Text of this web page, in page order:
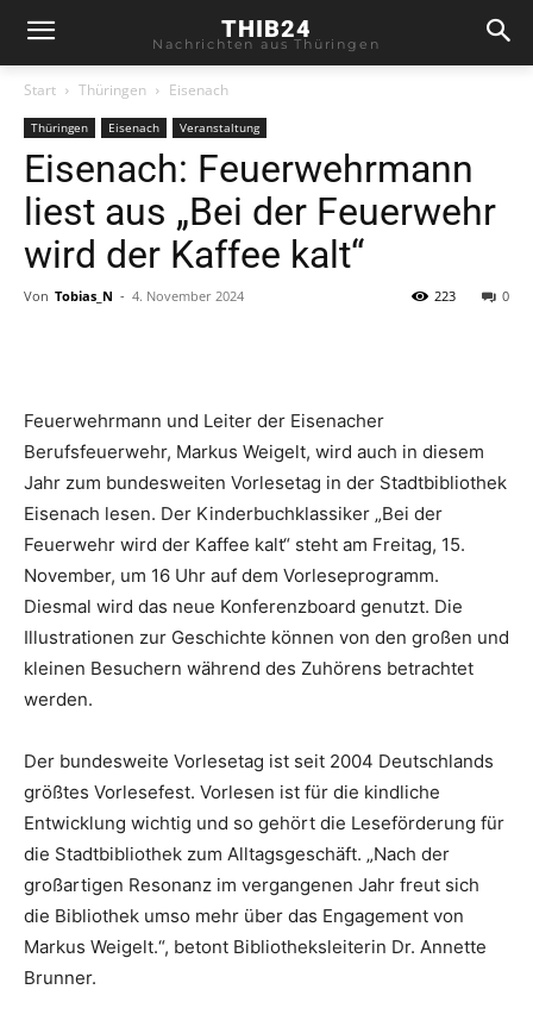
THIB24
Nachrichten aus Thüringen
Start Thüringen Eisenach
Thüringen Eisenach Veranstaltung
Eisenach: Feuerwehrmann
liest aus „Bei der Feuerwehr
wird der Kaffee kalt“
Von Tobias_N - 4. November 2024 0
223
Feuerwehrmann und Leiter der Eisenacher
Berufsfeuerwehr, Markus Weigelt, wird auch in diesem
Jahr zum bundesweiten Vorlesetag in der Stadtbibliothek
Eisenach lesen. Der Kinderbuchklassiker „Bei der
Feuerwehr wird der Kaffee kalt“ steht am Freitag, 15.
November, um 16 Uhr auf dem Vorleseprogramm.
Diesmal wird das neue Konferenzboard genutzt. Die
Illustrationen zur Geschichte können von den großen und
kleinen Besuchern während des Zuhörens betrachtet
werden.
Der bundesweite Vorlesetag ist seit 2004 Deutschlands
größtes Vorlesefest. Vorlesen ist für die kindliche
Entwicklung wichtig und so gehört die Leseförderung für
die Stadtbibliothek zum Alltagsgeschäft. „Nach der
großartigen Resonanz im vergangenen Jahr freut sich
die Bibliothek umso mehr über das Engagement von
Markus Weigelt.“, betont Bibliotheksleiterin Dr. Annette
Brunner.